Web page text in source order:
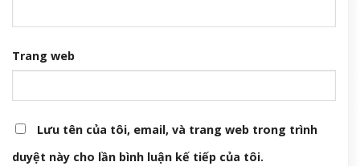
Trang web
Lưu tên của tôi, email, và trang web trong trình
duyệt này cho lần bình luận kế tiếp của tôi.